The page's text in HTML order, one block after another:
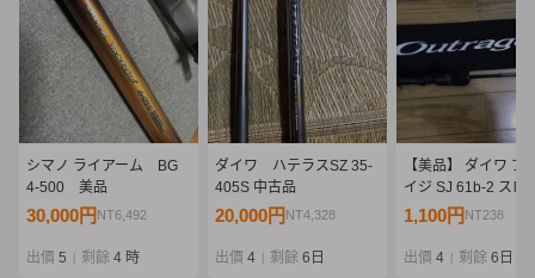
シマノ ライアーム BG
4-500 美品
30,000円 NT6,492
出價 5 剩餘 4 時
ダイワ ハテラスSZ 35-
405S 中古品
20,000円 NT4,328
出價 4 剩餘 6日
【美品】 ダイワ ア
イジ SJ 61b-2 スロ
ギング ジギングロ
1,100円 NT238
出價 4 剩餘 6日